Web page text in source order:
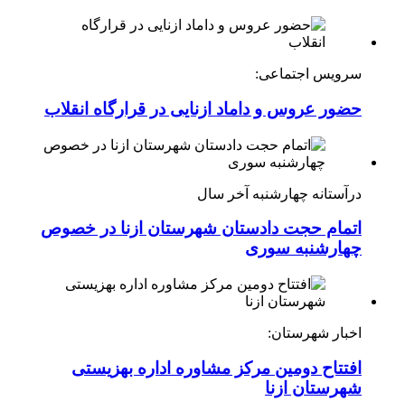
سرویس اجتماعی:
حضور عروس و داماد ازنایی در قرارگاه انقلاب
درآستانه چهارشنبه آخر سال
اتمام حجت دادستان شهرستان ازنا در خصوص
چهارشنبه ‌سوری
اخبار شهرستان:
افتتاح دومین مرکز مشاوره اداره بهزیستی
شهرستان ازنا